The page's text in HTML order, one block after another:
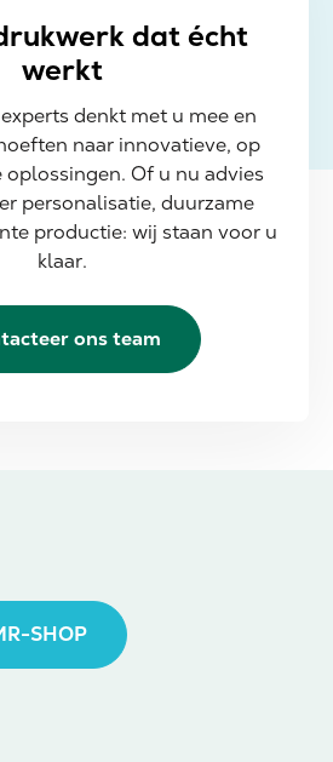
dat écht
werkt
denkt met u mee en
naar innovatieve, op
oplossingen. Of u nu advies
personalisatie, duurzame
productie: wij staan voor u
klaar.
ons team
SHOP